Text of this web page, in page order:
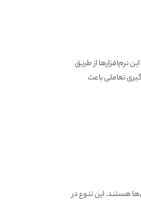
نرم‌افزارها از طریق
تعاملی باعث
هستند. این تنوع در